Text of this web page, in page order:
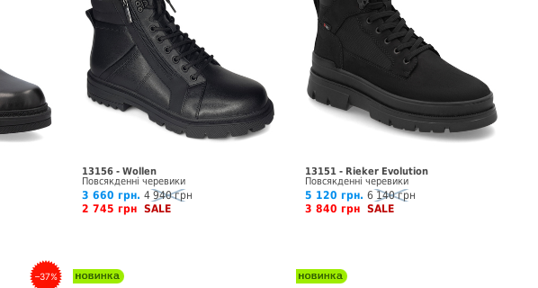
13156 - Wollen
Повсякденні черевики
3 660 грн. 4 940 грн
2 745 грн SALE
13151 - Rieker Evolution
Повсякденні черевики
5 120 грн. 6 140 грн
3 840 грн SALE
–37%